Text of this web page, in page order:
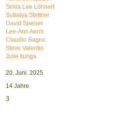
Smila Lee Löhnert
Subaiya Stettner
David Speiser
Lee-Ann Aerni
Claudio Bagno
Steve Valentin
Julie Ilunga
20. Juni. 2025
14 Jahre
3